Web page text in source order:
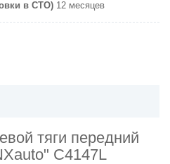
в СТО) 12 месяцев
тяги передний
C4147L